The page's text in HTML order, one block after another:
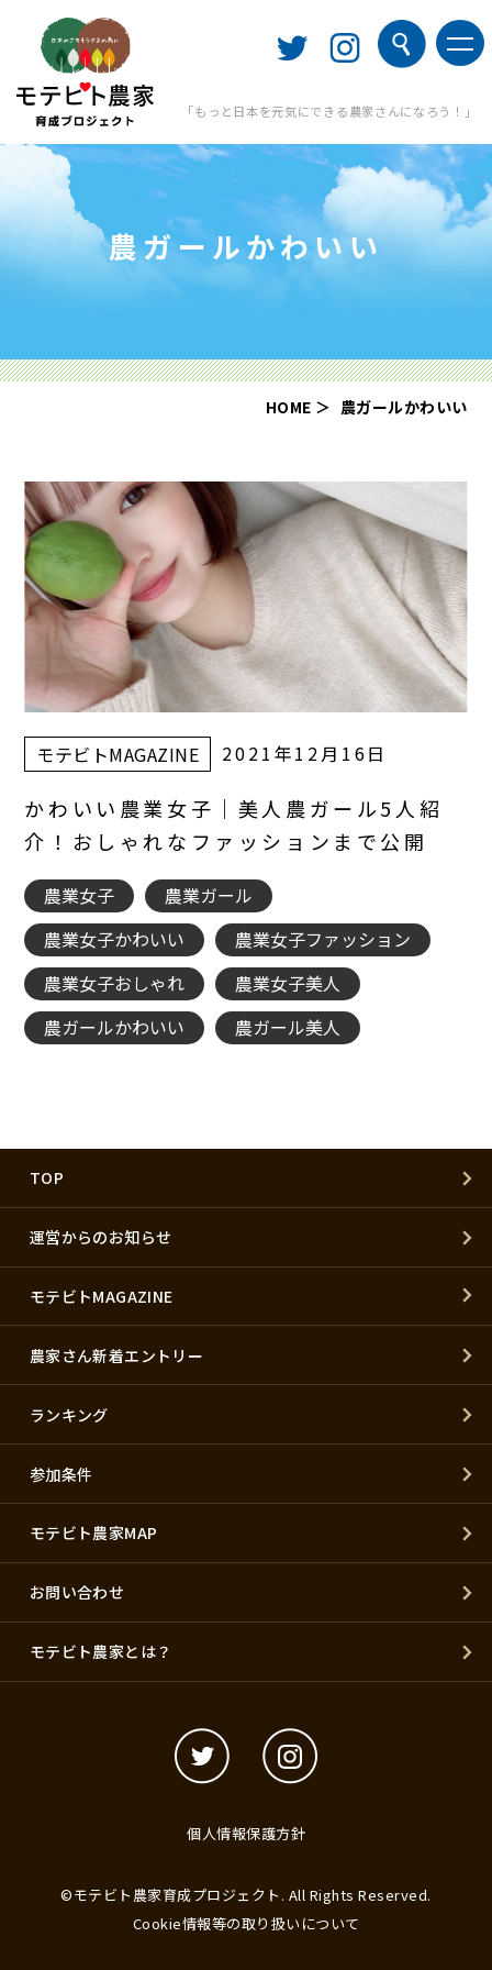
「もっと日本を元気にできる農家さんになろう！」
農ガールかわいい
HOME 農ガールかわいい
モテビトMAGAZINE 2021年12月16日
かわいい農業女子｜美人農ガール5人紹
介！おしゃれなファッションまで公開
農業女子
農業ガール
農業女子かわいい
農業女子ファッション
農業女子おしゃれ
農業女子美人
農ガールかわいい
農ガール美人
TOP
運営からのお知らせ
モテビトMAGAZINE
農家さん新着エントリー
ランキング
参加条件
モテビト農家MAP
お問い合わせ
モテビト農家とは？
個人情報保護方針
©モテビト農家育成プロジェクト. All Rights Reserved.
Cookie情報等の取り扱いについて